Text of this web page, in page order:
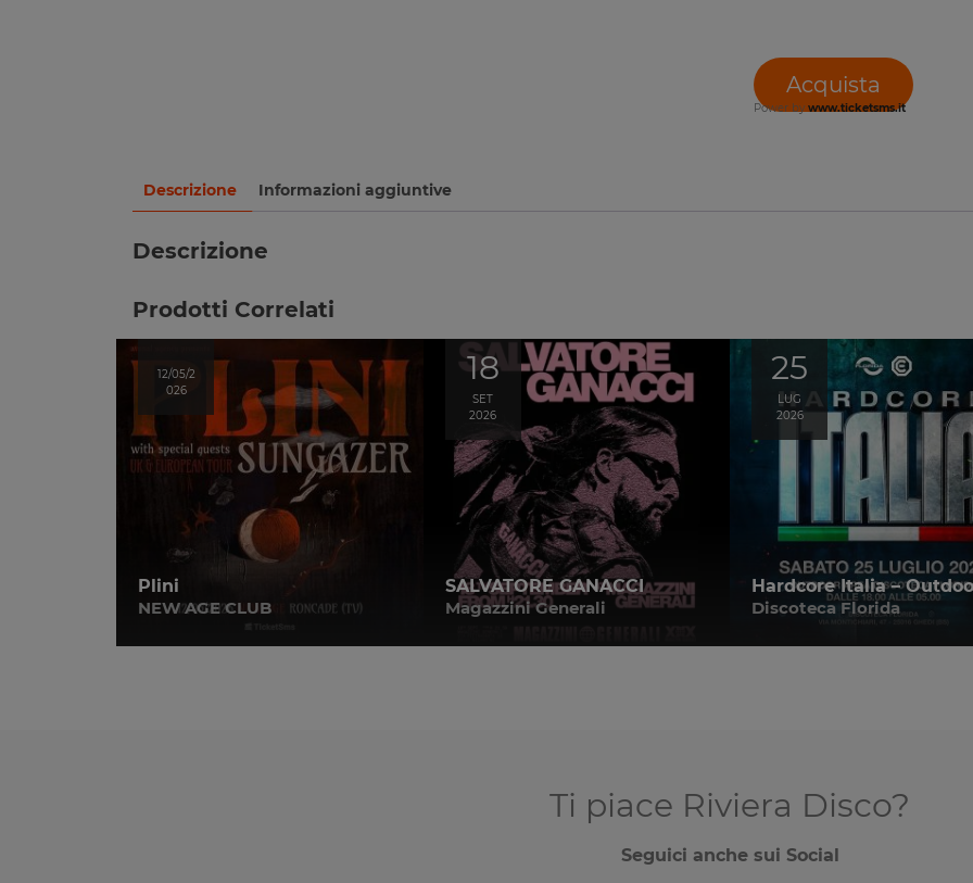
Acquista
Power by www.ticketsms.it
Descrizione Informazioni aggiuntive
Descrizione
Prodotti Correlati
12/05/2
026
Plini
NEW AGE CLUB
18
SET
2026
SALVATORE GANACCI
Magazzini Generali
25
LUG
2026
Hardcore Italia –
Discoteca Florida
Ti piace Riviera Disco?
Seguici anche sui Social